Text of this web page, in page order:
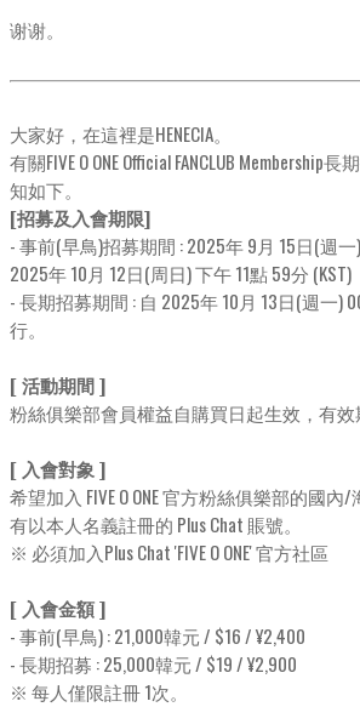
谢谢。
大家好，在這裡是HENECIA。
有關FIVE O ONE Official FANCLUB Membership
知如下。
[招募及入會期限]
- 事前(早鳥)招募期間 : 2025年 9月 15日(週一
2025年 10月 12日(周日) 下午 11點 59分 (KST)
- 長期招募期間 : 自 2025年 10月 13日(週一)
行。
[ 活動期間 ]
粉絲俱樂部會員權益自購買日起生效，有效
[ 入會對象 ]
希望加入 FIVE O ONE 官方粉絲俱樂部的國
有以本人名義註冊的 Plus Chat 賬號。
※ 必須加入Plus Chat 'FIVE O ONE' 官方社區
[ 入會金額 ]
- 事前(早鳥) : 21,000韓元 / $16 / ¥2,400
- 長期招募 : 25,000韓元 / $19 / ¥2,900
※ 每人僅限註冊 1次。